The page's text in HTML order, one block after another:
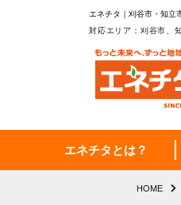
エネチタ｜刈谷市・知立
対応エリア：刈谷市、
エネチタとは？
HOME